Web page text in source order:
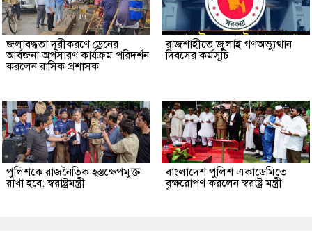
জলাবদ্ধতা দূরীকরণে ড্রেনের
আর্বজনা অপসারণ কার্যক্রম পরিদর্শন
করলেন রাসিক প্রশাসক
রাজশাহীতে জুলাই গণঅভ্যুত্থান
দিবসের কর্মসূচি
পুলিশকে রাজনৈতিক হস্তক্ষেপমুক্ত
রাখা হবে: স্বরাষ্ট্রমন্ত্রী
বাংলাদেশ পুলিশ একাডেমিতে
বৃক্ষরোপণ করলেন স্বরাষ্ট্র মন্ত্রী